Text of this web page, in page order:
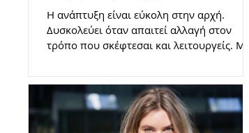
Η ανάπτυξη είναι εύκολη στην αρχή.
Δυσκολεύει όταν απαιτεί αλλαγή στον
τρόπο που σκέφτεσαι και λειτουργείς. Μια